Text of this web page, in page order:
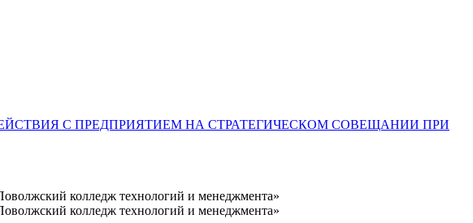
С ПРЕДПРИЯТИЕМ НА СТРАТЕГИЧЕСКОМ СОВЕЩАНИИ ПРИ
колледж технологий и менеджмента»
колледж технологий и менеджмента»